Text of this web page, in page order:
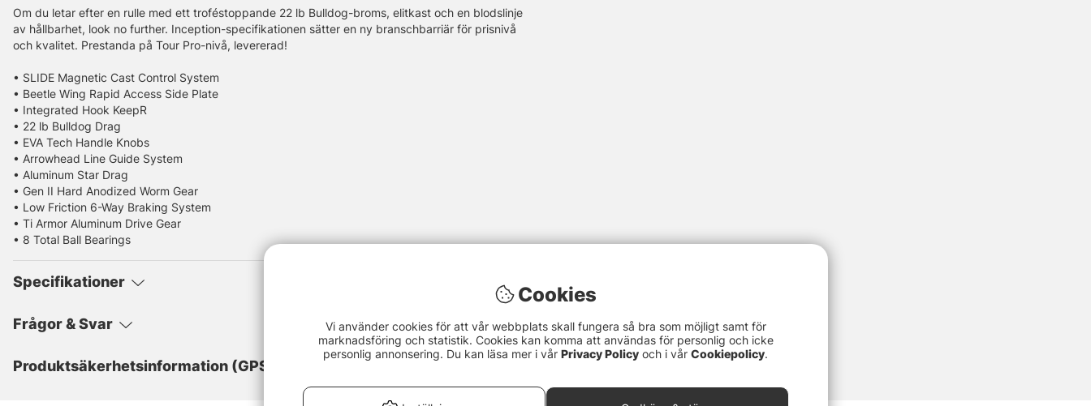
Om du letar efter en rulle med ett troféstoppande 22 lb Bulldog-broms, elitkast och en blodslinje
av hållbarhet, look no further. Inception-specifikationen sätter en ny branschbarriär för prisnivå
och kvalitet. Prestanda på Tour Pro-nivå, levererad!
• SLIDE Magnetic Cast Control System
• Beetle Wing Rapid Access Side Plate
• Integrated Hook KeepR
• 22 lb Bulldog Drag
• EVA Tech Handle Knobs
• Arrowhead Line Guide System
• Aluminum Star Drag
• Gen II Hard Anodized Worm Gear
• Low Friction 6-Way Braking System
• Ti Armor Aluminum Drive Gear
• 8 Total Ball Bearings
Specifikationer
Frågor & Svar
Produktsäkerhetsinformation (GPSR)
Cookies
Vi använder cookies för att vår webbplats skall fungera så bra som möjligt samt för
marknadsföring och statistik. Cookies kan komma att användas för personlig och icke
personlig annonsering. Du kan läsa mer i vår Privacy Policy och i vår Cookiepolicy.